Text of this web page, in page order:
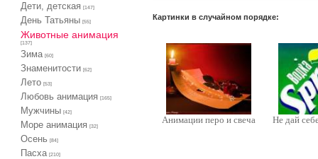
Дети, детская [147]
День Татьяны [55]
Животные анимация
[137]
Зима [60]
Знаменитости [62]
Лето [53]
Любовь анимация [165]
Мужчины [42]
Море анимация [32]
Осень [84]
Пасха [210]
Картинки в случайном порядке:
Анимации перо и свеча Не дай